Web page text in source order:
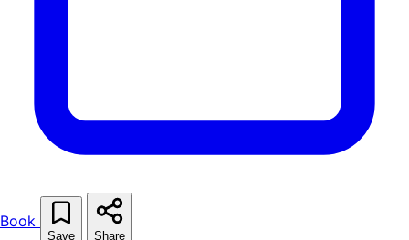
Book
Save Share